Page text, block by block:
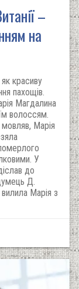
–
на
красиву
пахощів.
Магдалина
волоссям.
Марія
У
до
Д.
Марія з